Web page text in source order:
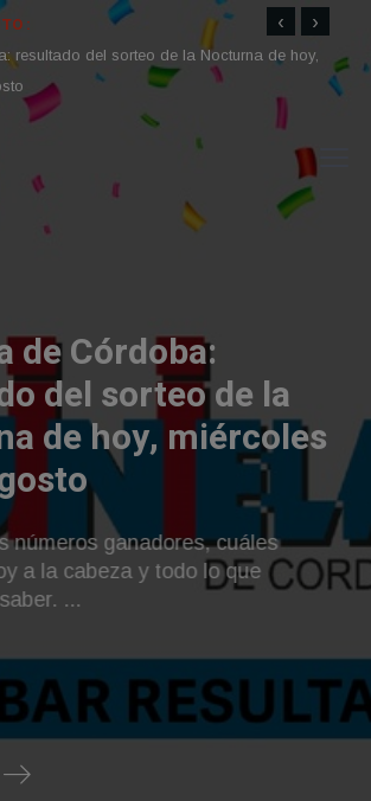
:
resultado del sorteo de la Nocturna de hoy,
‹ ›
de Córdoba:
del sorteo de la
de hoy, miércoles
ganadores, cuáles
a la cabeza y todo lo que
...